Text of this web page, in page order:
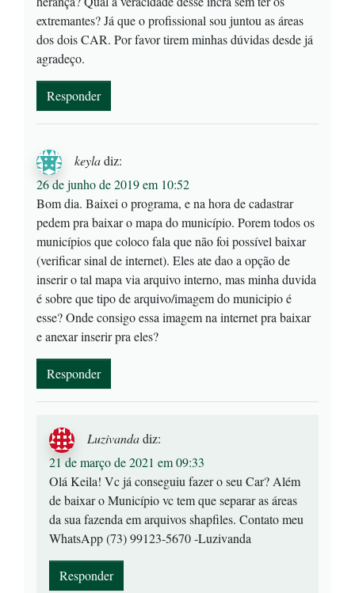
extremantes? Já que o profissional sou juntou as áreas
dos dois CAR. Por favor tirem minhas dúvidas desde já
agradeço.
Responder
keyladiz:
26 de junho de 2019 em 10:52
Bom dia. Baixei o programa, e na hora de cadastrar
pedem pra baixar o mapa do município. Porem todos os
municípios que coloco fala que não foi possível baixar
(verificar sinal de internet). Eles ate dao a opção de
inserir o tal mapa via arquivo interno, mas minha duvida
é sobre que tipo de arquivo/imagem do municipio é
esse? Onde consigo essa imagem na internet pra baixar
e anexar inserir pra eles?
Responder
Luzivandadiz:
21 de março de 2021 em 09:33
Olá Keila! Vc já conseguiu fazer o seu Car? Além
de baixar o Município vc tem que separar as áreas
da sua fazenda em arquivos shapfiles. Contato meu
WhatsApp (73) 99123-5670 -Luzivanda
Responder